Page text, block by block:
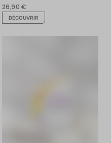
26,90 €
DÉCOUVRIR